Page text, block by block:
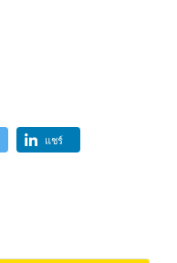
แชร์